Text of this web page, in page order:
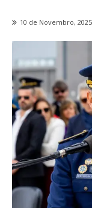
10 de Novembro, 2025